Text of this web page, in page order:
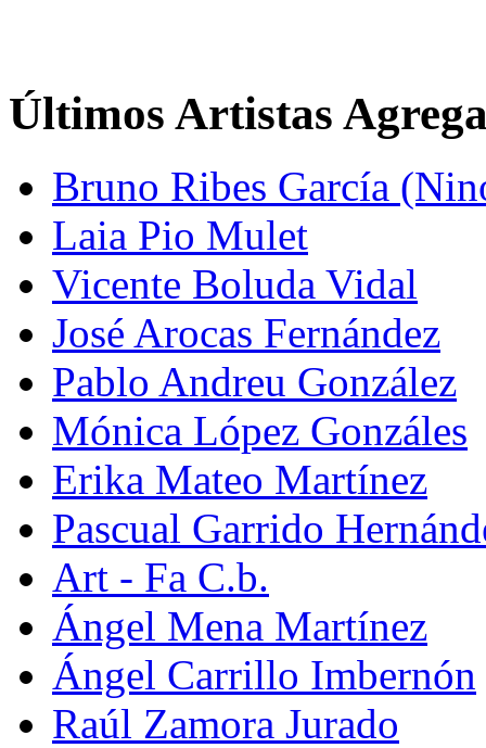
Últimos Artistas
Bruno Ribes García
Laia Pio Mulet
Vicente Boluda Vidal
José Arocas Fernández
Pablo Andreu González
Mónica López Gonzáles
Erika Mateo Martínez
Pascual Garrido
Art - Fa C.b.
Ángel Mena Martínez
Ángel Carrillo Imbernón
Raúl Zamora Jurado